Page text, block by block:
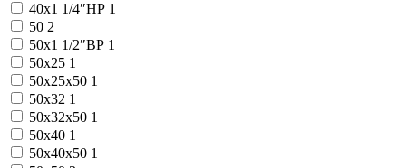
40х1 1/4″НР 1
50 2
50x1 1/2″ВР 1
50x25 1
50x25x50 1
50x32 1
50x32x50 1
50x40 1
50x40x50 1